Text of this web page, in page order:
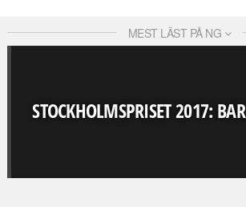
MEST LÄST PÅ NG
STOCKHOLMSPRISET 2017: BAR